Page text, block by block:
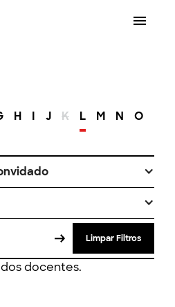
H I J K L M N O
Limpar Filtros
docentes.